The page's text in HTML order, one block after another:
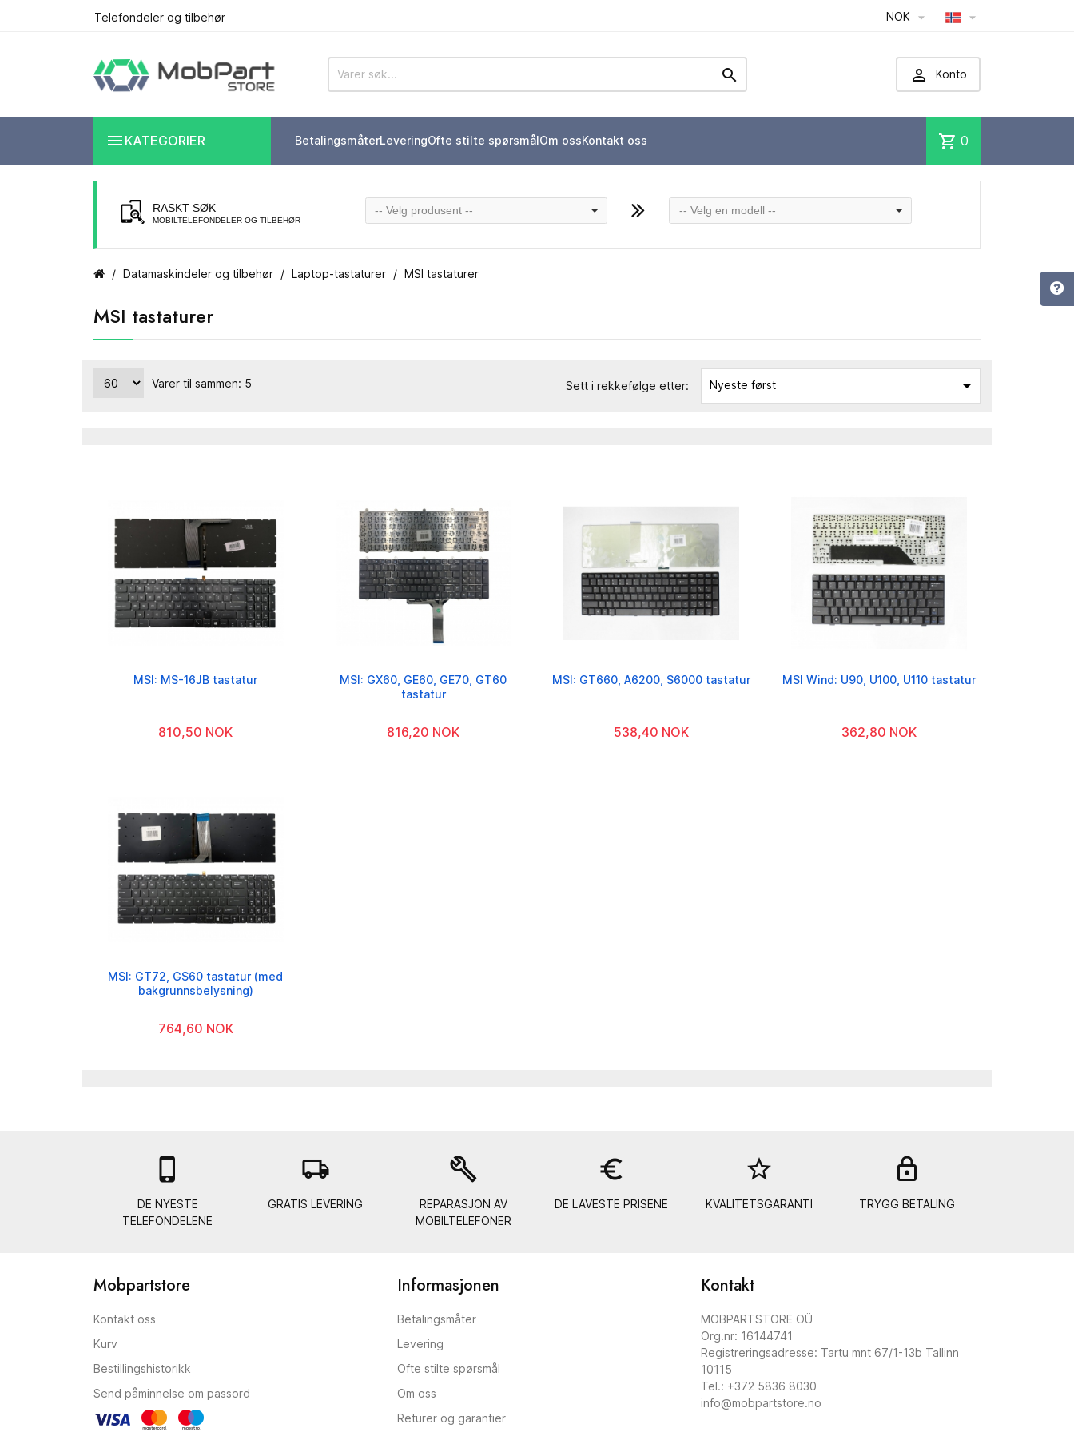
Telefondeler og tilbehør NOK  
  Konto
 KATEGORIER BetalingsmåterLeveringOfte stilte spørsmålOm ossKontakt oss shopping_cart 0
RASKT SØK
MOBILTELEFONDELER OG TILBEHØR
-- Velg produsent -- -- Velg en modell --
Datamaskindeler og tilbehør Laptop-tastaturer MSI tastaturer
MSI tastaturer
Varer til sammen: 5 Sett i rekkefølge etter: Nyeste først 
MSI: MS-16JB tastatur
810,50 NOK
MSI: GX60, GE60, GE70, GT60
tastatur
816,20 NOK
MSI: GT660, A6200, S6000 tastatur
538,40 NOK
MSI Wind: U90, U100, U110 tastatur
362,80 NOK
MSI: GT72, GS60 tastatur (med
bakgrunnsbelysning)
764,60 NOK

DE NYESTE
TELEFONDELENE
local_shipping
GRATIS LEVERING
build
REPARASJON AV
MOBILTELEFONER
euro_symbol
DE LAVESTE PRISENE
star_border
KVALITETSGARANTI TRYGG BETALING
Mobpartstore
Kontakt oss
Kurv
Bestillingshistorikk
Send påminnelse om passord
Informasjonen
Betalingsmåter
Levering
Ofte stilte spørsmål
Om oss
Returer og garantier
Kontakt
MOBPARTSTORE OÜ
Org.nr: 16144741
Registreringsadresse: Tartu mnt 67/1-13b Tallinn
10115
Tel.: +372 5836 8030
info@mobpartstore.no